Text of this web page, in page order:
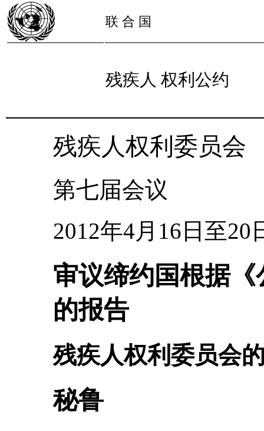
联 合 国
残疾人 权利公约
残疾人权利委员会
第七届会议
2012年4月16日至20
审议缔约国根据
的报告
残疾人权利委员会
秘鲁